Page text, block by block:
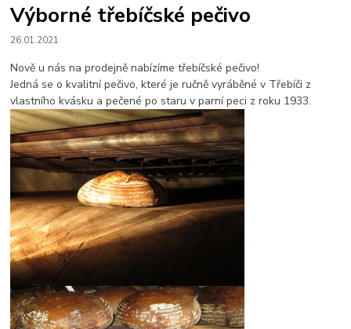
Výborné třebíčské pečivo
26.01.2021
Nově u nás na prodejně nabízíme třebíčské pečivo!
Jedná se o kvalitní pečivo, které je ručně vyráběné v Třebíči z
vlastního kvásku a pečené po staru v parní peci z roku 1933.